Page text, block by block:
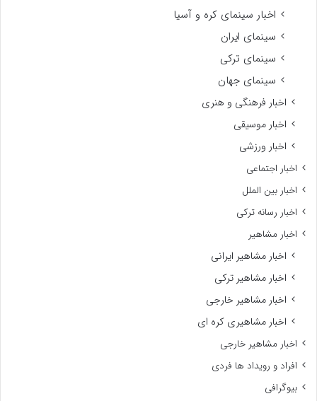
اخبار سینمای کره و آسیا
سینمای ایران
سینمای ترکی
سینمای جهان
اخبار فرهنگی و هنری
اخبار موسیقی
اخبار ورزشی
اخبار اجتماعی
اخبار بین الملل
اخبار رسانه ترکی
اخبار مشاهیر
اخبار مشاهیر ایرانی
اخبار مشاهیر ترکی
اخبار مشاهیر خارجی
اخبار مشاهیری کره ای
اخبار مشاهیر خارجی
افراد و رویداد ها فردی
بیوگرافی